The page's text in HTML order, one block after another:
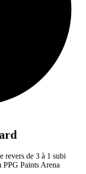
revers de 3 à 1 subi
PPG Paints Arena